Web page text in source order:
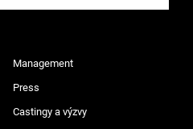
Management
Press
Castingy a výzvy